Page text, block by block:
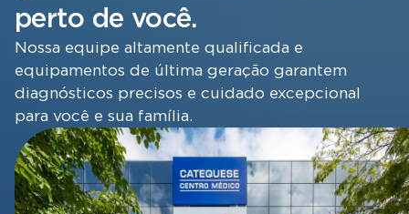
perto de você.
Nossa equipe altamente qualificada e
equipamentos de última geração garantem
diagnósticos precisos e cuidado excepcional
para você e sua família.